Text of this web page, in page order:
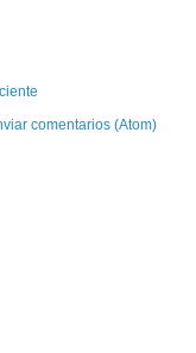
comentarios (Atom)